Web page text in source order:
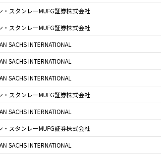
・スタンレーMUFG証券株式会社
・スタンレーMUFG証券株式会社
SACHS INTERNATIONAL
SACHS INTERNATIONAL
SACHS INTERNATIONAL
・スタンレーMUFG証券株式会社
SACHS INTERNATIONAL
・スタンレーMUFG証券株式会社
SACHS INTERNATIONAL